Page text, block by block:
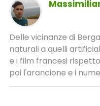
Delle vicinanze di
naturali a quelli
e i film francesi
poi l'arancione e i